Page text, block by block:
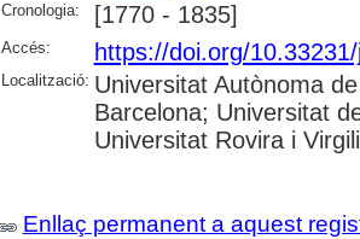
Cronologia: [1770 - 1835]
Accés: https://doi.org/
Localització: Universitat Autònoma
Barcelona; Universitat
Universitat Rovira i
Enllaç permanent a aquest